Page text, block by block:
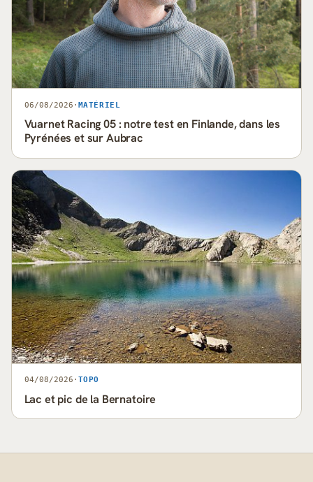
06/08/2026 · MATÉRIEL
Vuarnet Racing 05 : notre test en Finlande, dans les
Pyrénées et sur Aubrac
04/08/2026 · TOPO
Lac et pic de la Bernatoire